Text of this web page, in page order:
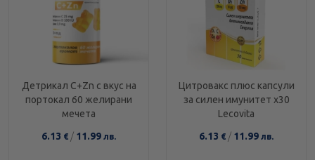
Детрикал C+Zn с вкус на
портокал 60 желирани
мечета
6.13 € / 11.99 лв.
Цитровакс плюс капсули
за силен имунитет х30
Lecovita
6.13 € / 11.99 лв.